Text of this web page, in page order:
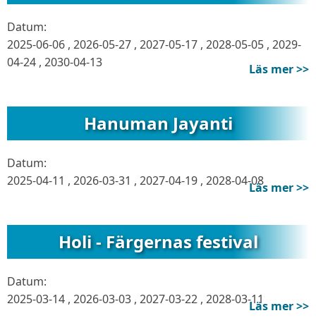
Datum:
2025-06-06 , 2026-05-27 , 2027-05-17 , 2028-05-05 , 2029-
04-24 , 2030-04-13 Läs mer >>
Hanuman Jayanti
Datum:
2025-04-11 , 2026-03-31 , 2027-04-19 , 2028-04-08Läs mer >>
Holi - Färgernas festival
Datum:
2025-03-14 , 2026-03-03 , 2027-03-22 , 2028-03-11Läs mer >>